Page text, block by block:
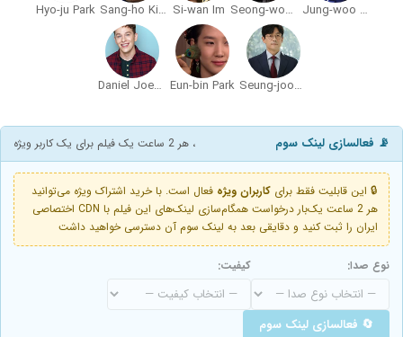
Jung-woo Ha
Seong-woo Bae
Si-wan Im
Sang-ho Kim
Hyo-ju Park
Seung-joon Lee
Eun-bin Park
Daniel Joey Albright
📡 فعالسازی لینک سوم ، هر 2 ساعت یک فیلم برای یک کاربر ویژه
🔒 این قابلیت فقط برای کاربران ویژه فعال است. با خرید اشتراک ویژه می‌توانید
هر 2 ساعت یک‌بار درخواست همگام‌سازی لینک‌های این فیلم با CDN اختصاصی
ایران را ثبت کنید و دقایقی بعد به لینک سوم آن دسترسی خواهید داشت
نوع صدا: کیفیت:
🔄 فعالسازی لینک سوم